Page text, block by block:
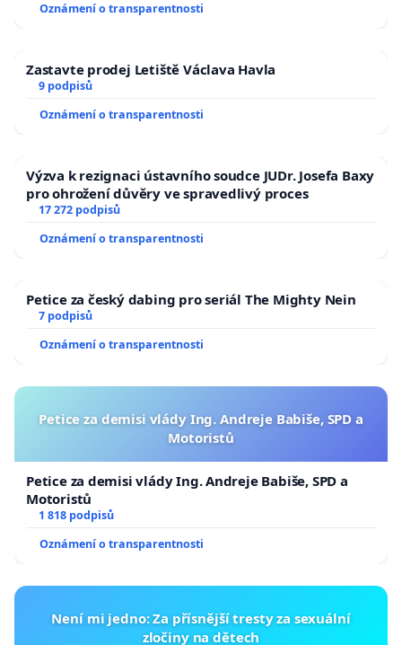
Oznámení o transparentnosti
Zastavte prodej Letiště Václava Havla
9 podpisů
Oznámení o transparentnosti
Výzva k rezignaci ústavního soudce JUDr. Josefa Baxy
pro ohrožení důvěry ve spravedlivý proces
17 272 podpisů
Oznámení o transparentnosti
Petice za český dabing pro seriál The Mighty Nein
7 podpisů
Oznámení o transparentnosti
Petice za demisi vlády Ing. Andreje Babiše, SPD a
Motoristů
Petice za demisi vlády Ing. Andreje Babiše, SPD a
Motoristů
1 818 podpisů
Oznámení o transparentnosti
Není mi jedno: Za přísnější tresty za sexuální
zločiny na dětech